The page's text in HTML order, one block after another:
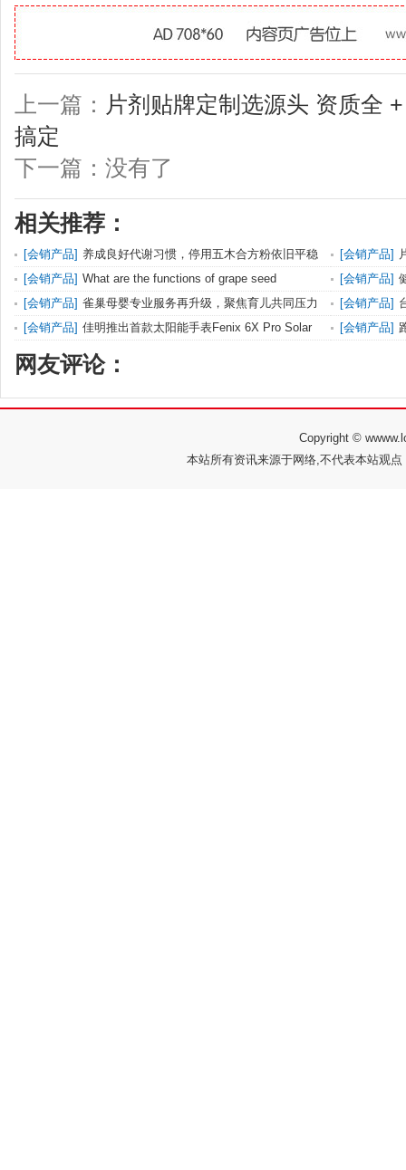
上一篇： 片剂贴牌定制选源头 资质全
搞定
下一篇：没有了
相关推荐：
[会销产品] 养成良好代谢习惯，停用五木合方粉依旧平稳
控糖
[会销产品]
付一站式
[会销产品] What are the functions of grape seed
extract? Fact
[会销产品]
保持身材粉剂
[会销产品] 雀巢母婴专业服务再升级，聚焦育儿共同压力 [会销产品]
[会销产品] 佳明推出首款太阳能手表Fenix 6X Pro Solar [会销产品]
网友评论：
Copyright ©
本站所有资讯来源于网络,不代表本站观